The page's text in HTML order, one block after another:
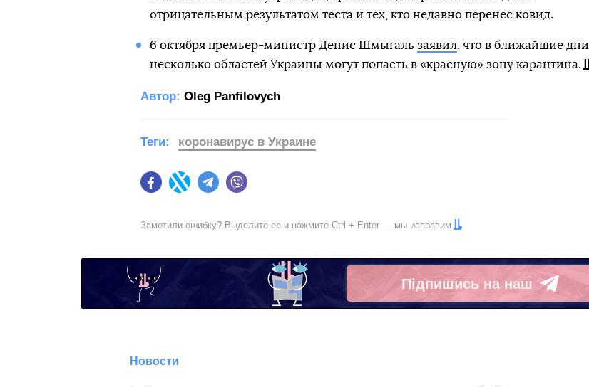
отрицательным результатом теста и тех, кто недавно перенес ковид.
6 октября премьер-министр Денис Шмыгаль заявил, что в ближайшие дни
несколько областей Украины могут попасть в «красную» зону карантина.
Автор: Oleg Panfilovych
FacebookTwitter Telegram
Теги: коронавирус в Украине
Заметили ошибку? Выделите ее и нажмите Ctrl + Enter — мы исправим
Підпишись на наш
Telegram
Новости